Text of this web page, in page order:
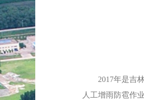
2017年是吉林
人工增雨防雹作